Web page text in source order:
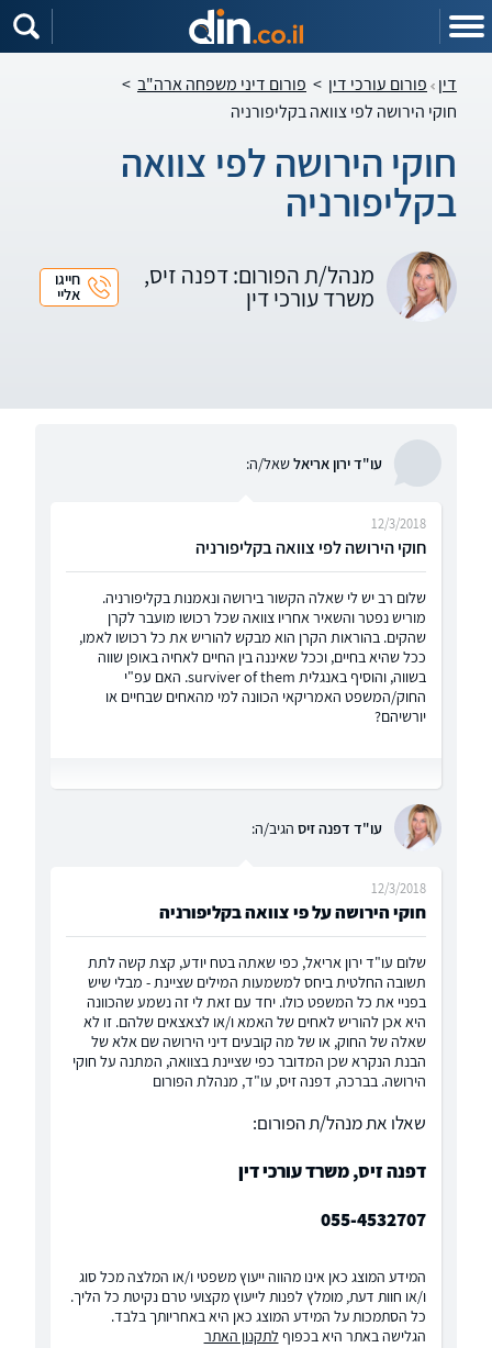
דין פורום עורכי דין > פורום דיני משפחה ארה"ב >
חוקי הירושה לפי צוואה בקליפורניה
חוקי הירושה לפי צוואה
בקליפורניה
מנהל/ת הפורום: דפנה זיס,
משרד עורכי דין
חייגו
אליי
עו"ד ירון אריאלשאל/ה:
חוקי הירושה לפי צוואה בקליפורניה
12/3/2018
שלום רב יש לי שאלה הקשור בירושה ונאמנות בקליפורניה.
מוריש נפטר והשאיר אחריו צוואה שכל רכושו מועבר לקרן
שהקים. בהוראות הקרן הוא מבקש להוריש את כל רכושו לאמו,
ככל שהיא בחיים, וככל שאיננה בין החיים לאחיה באופן שווה
בשווה, והוסיף באנגלית surviver of them. האם עפ"י
החוק/המשפט האמריקאי הכוונה למי מהאחים שבחיים או
יורשיהם?
עו"ד דפנה זיס הגיב/ה:
חוקי הירושה על פי צוואה בקליפורניה
12/3/2018
שלום עו"ד ירון אריאל, כפי שאתה בטח יודע, קצת קשה לתת
תשובה החלטית ביחס למשמעות המילים שציינת - מבלי שיש
בפניי את כל המשפט כולו. יחד עם זאת לי זה נשמע שהכוונה
היא אכן להוריש לאחים של האמא ו/או לצאצאים שלהם. זו לא
שאלה של החוק, או של מה קובעים דיני הירושה שם אלא של
הבנת הנקרא שכן המדובר כפי שציינת בצוואה, המתנה על חוקי
הירושה. בברכה, דפנה זיס, עו"ד, מנהלת הפורום
שאלו את מנהל/ת הפורום:
דפנה זיס, משרד עורכי דין
055-4532707
המידע המוצג כאן אינו מהווה ייעוץ משפטי ו/או המלצה מכל סוג
ו/או חוות דעת, מומלץ לפנות לייעוץ מקצועי טרם נקיטת כל הליך.
כל הסתמכות על המידע המוצג כאן היא באחריותך בלבד.
הגלישה באתר היא בכפוף לתקנון האתר